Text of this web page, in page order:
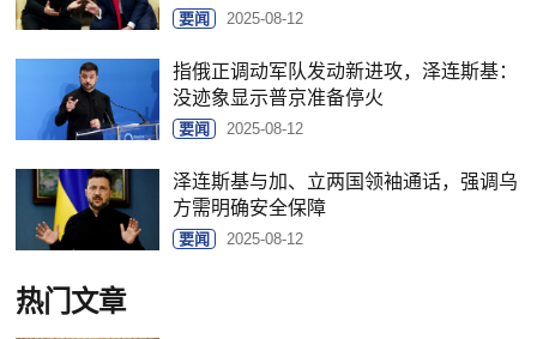
要闻 2025-08-12
指俄正调动军队发动新进攻，泽连斯基：
没迹象显示普京准备停火
要闻 2025-08-12
泽连斯基与加、立两国领袖通话，强调乌
方需明确安全保障
要闻 2025-08-12
热门文章